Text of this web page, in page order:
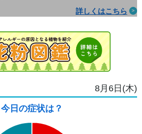
詳しくはこちら
8月6日(木)
今日の症状は？